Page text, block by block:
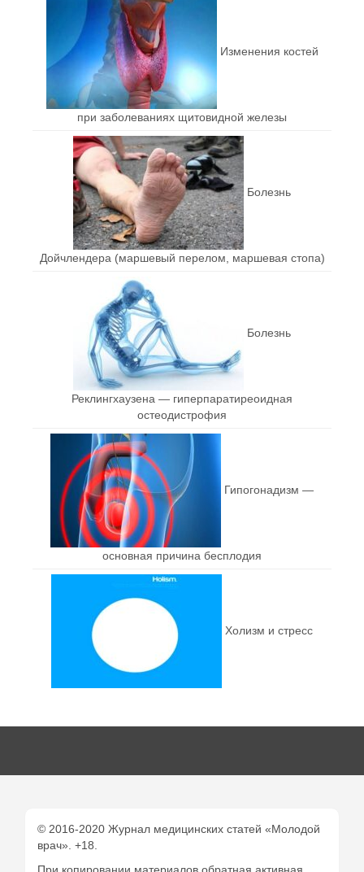
Изменения костей
при заболеваниях щитовидной железы
Болезнь
Дойчлендера (маршевый перелом, маршевая стопа)
Болезнь
Реклингхаузена — гиперпаратиреоидная
остеодистрофия
Гипогонадизм —
основная причина бесплодия
Холизм и стресс
© 2016-2020 Журнал медицинских статей «Молодой
врач». +18.